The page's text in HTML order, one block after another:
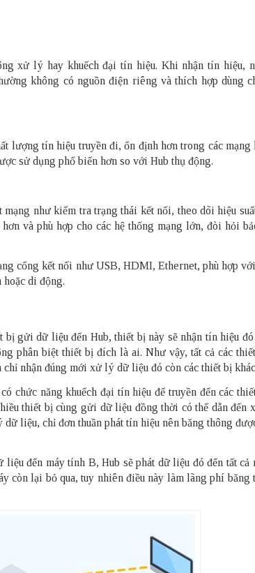
xử lý hay khuếch đại tín hiệu. Khi nhận tín hiệu,
không có nguồn điện riêng và thích hợp dùng
lượng tín hiệu truyền đi, ổn định hơn trong các mạng
sử dụng phổ biến hơn so với Hub thụ động.
như kiểm tra trạng thái kết nối, theo dõi hiệu
và phù hợp cho các hệ thống mạng lớn, đòi hỏi
cổng kết nối như USB, HDMI, Ethernet, phù hợp
hoặc di động.
gửi dữ liệu đến Hub, thiết bị này sẽ nhận tín hiệu
phân biệt thiết bị đích là ai. Như vậy, tất cả các
nhận đúng mới xử lý dữ liệu đó còn các thiết bị
chức năng khuếch đại tín hiệu để truyền đến các
thiết bị cùng gửi dữ liệu đồng thời có thể dẫn đến
liệu, chỉ đơn thuần phát tín hiệu nên băng thông
đến máy tính B, Hub sẽ phát dữ liệu đó đến tất cả
lại bỏ qua, tuy nhiên điều này làm lãng phí băng